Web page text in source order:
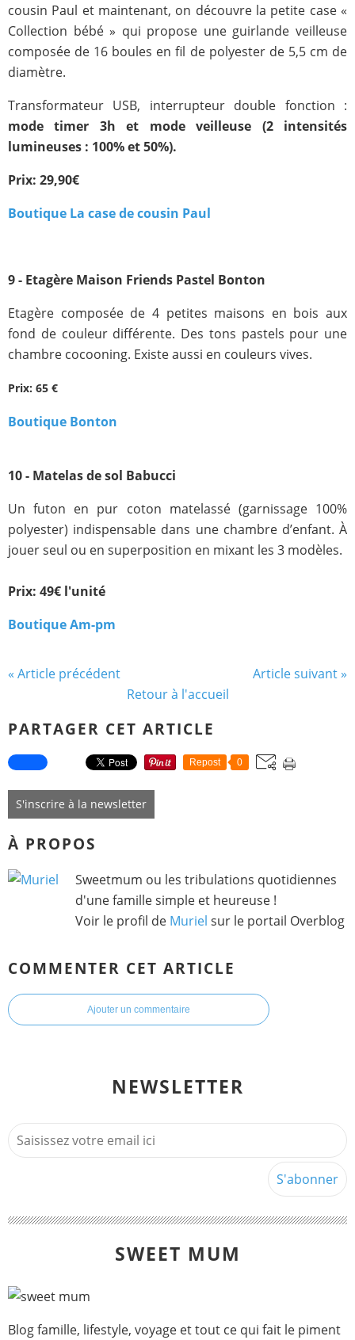
cousin Paul et maintenant, on découvre la petite case «
Collection bébé » qui propose une guirlande veilleuse
composée de 16 boules en fil de polyester de 5,5 cm de
diamètre.
Transformateur USB, interrupteur double fonction :
mode timer 3h et mode veilleuse (2 intensités
lumineuses : 100% et 50%).
Prix: 29,90€
Boutique La case de cousin Paul
9 - Etagère Maison Friends Pastel Bonton
Etagère composée de 4 petites maisons en bois aux
fond de couleur différente. Des tons pastels pour une
chambre cocooning. Existe aussi en couleurs vives.
Prix: 65 €
Boutique Bonton
10 - Matelas de sol Babucci
Un futon en pur coton matelassé (garnissage 100%
polyester) indispensable dans une chambre d’enfant. À
jouer seul ou en superposition en mixant les 3 modèles.
Prix: 49€ l'unité
Boutique Am-pm
« Article précédent
Article suivant »
Retour à l'accueil
PARTAGER CET ARTICLE
Repost 0
S'inscrire à la newsletter
À PROPOS
Sweetmum ou les tribulations quotidiennes
d'une famille simple et heureuse !
Voir le profil de Muriel sur le portail Overblog
COMMENTER CET ARTICLE
Ajouter un commentaire
NEWSLETTER
SWEET MUM
Blog famille, lifestyle, voyage et tout ce qui fait le piment